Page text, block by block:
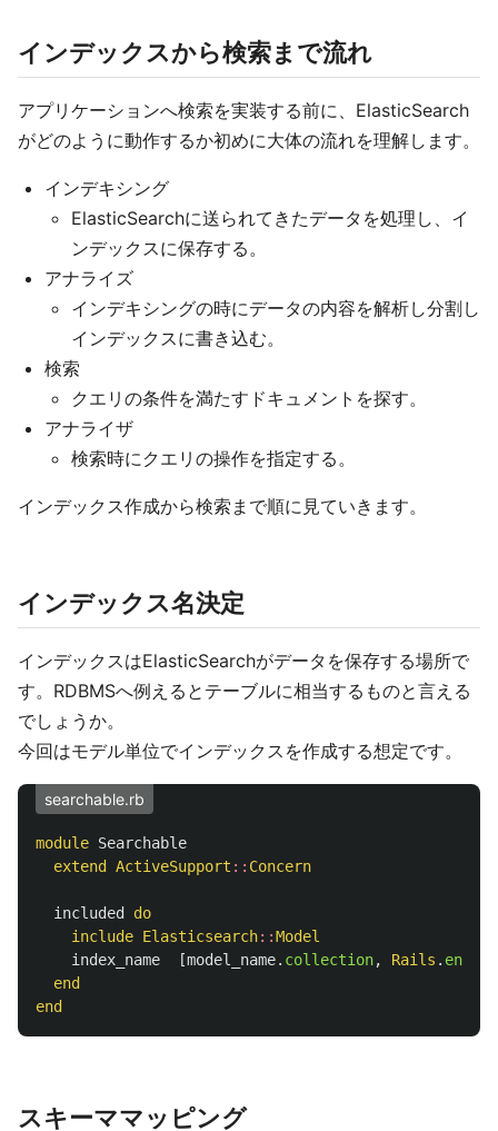
インデックスから検索まで流れ
アプリケーションへ検索を実装する前に、ElasticSearch
がどのように動作するか初めに大体の流れを理解します。
インデキシング
ElasticSearchに送られてきたデータを処理し、イ
ンデックスに保存する。
アナライズ
インデキシングの時にデータの内容を解析し分割し
インデックスに書き込む。
検索
クエリの条件を満たすドキュメントを探す。
アナライザ
検索時にクエリの操作を指定する。
インデックス作成から検索まで順に見ていきます。
インデックス名決定
インデックスはElasticSearchがデータを保存する場所で
す。RDBMSへ例えるとテーブルに相当するものと言える
でしょうか。
今回はモデル単位でインデックスを作成する想定です。
searchable.rb
module Searchable
extend
ActiveSupport :: Concern
included
do
include Elasticsearch::Model
index_name
[model_name. collection, Rails . env
end
end
スキーママッピング